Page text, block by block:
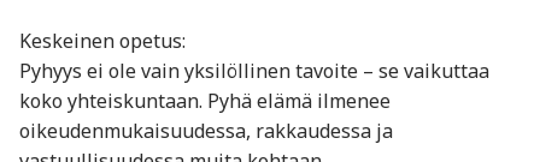
Keskeinen opetus:
Pyhyys ei ole vain yksilöllinen tavoite – se vaikuttaa
koko yhteiskuntaan. Pyhä elämä ilmenee
oikeudenmukaisuudessa, rakkaudessa ja